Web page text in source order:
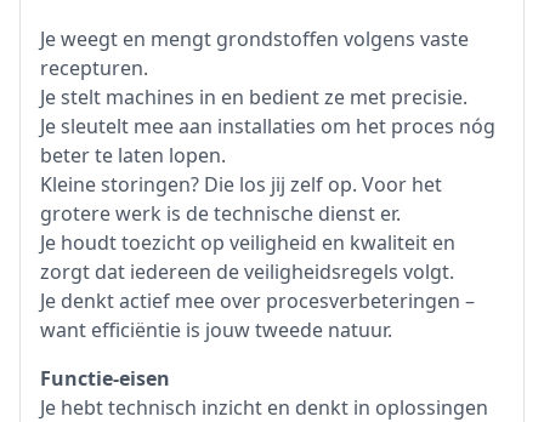
Je weegt en mengt grondstoffen volgens vaste
recepturen.
Je stelt machines in en bedient ze met precisie.
Je sleutelt mee aan installaties om het proces nóg
beter te laten lopen.
Kleine storingen? Die los jij zelf op. Voor het
grotere werk is de technische dienst er.
Je houdt toezicht op veiligheid en kwaliteit en
zorgt dat iedereen de veiligheidsregels volgt.
Je denkt actief mee over procesverbeteringen –
want efficiëntie is jouw tweede natuur.
Functie-eisen
Je hebt technisch inzicht en denkt in oplossingen